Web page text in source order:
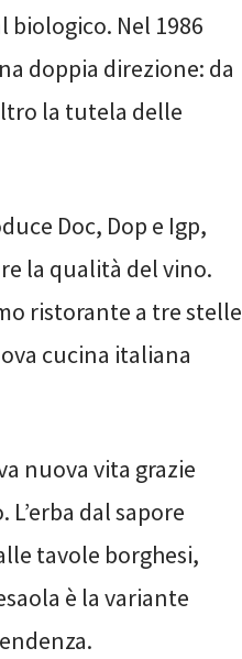
Nel 1986
doppia direzione: da
la tutela delle
Doc, Dop e Igp,
la qualità del vino.
ristorante a tre stelle
cucina italiana
nuova vita grazie
dal sapore
tavole borghesi,
è la variante